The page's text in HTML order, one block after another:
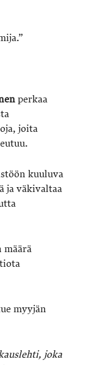
perkaa
joita
kuuluva
ja väkivaltaa
määrä
myyjän
joka